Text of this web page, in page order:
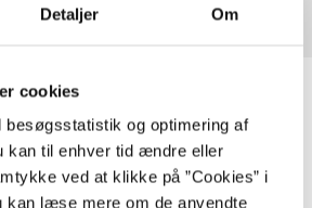
Detaljer Om
cookies
besøgsstatistik og optimering af
kan til enhver tid ændre eller
ved at klikke på ”Cookies” i
kan læse mere om de anvendte
fordelt på udgivelser